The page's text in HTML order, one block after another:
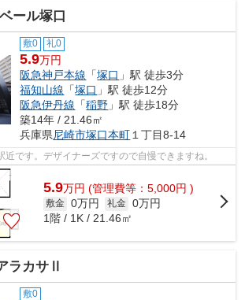
ール塚口
敷0 礼0
5.9万円
阪急神戸本線 「塚口 」駅 徒歩3分
福知山線 「塚口 」駅 徒歩12分
阪急伊丹線 「稲野 」駅 徒歩18分
築14年 / 21.46㎡
兵庫県尼崎市塚口本町 １丁目8-14
近です。デザイナーズですので自慢できますね。
5.9万円 (管理費等：5,000円 )
敷金 0万円 礼金 0万円
1階 / 1K / 21.46㎡
ラカサⅡ
敷0